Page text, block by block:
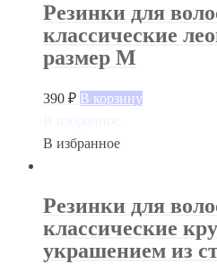
Резинки для
классические
размер М
390 ₽ В корзину
В избранное
Резинки для
классические
украшением из